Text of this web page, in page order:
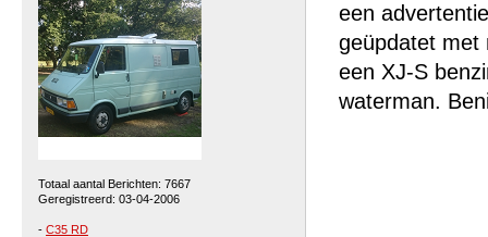
Totaal aantal Berichten: 7667
Geregistreerd: 03-04-2006
- C35 RD
een
geüpdatet met
een XJ-S
waterman.